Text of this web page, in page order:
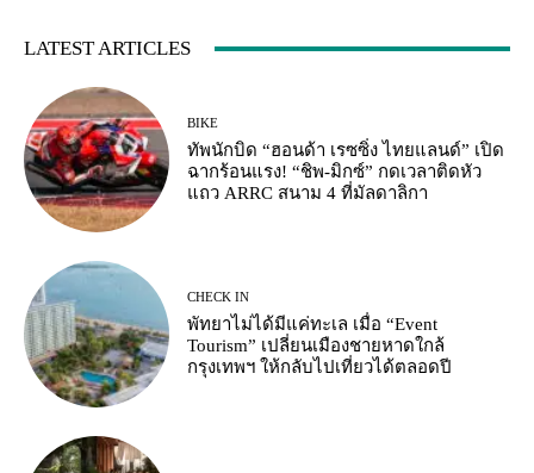
LATEST ARTICLES
BIKE
ทัพนักบิด “ฮอนด้า เรซซิ่ง ไทยแลนด์” เปิด
ฉากร้อนแรง! “ชิพ-มิกซ์” กดเวลาติดหัว
แถว ARRC สนาม 4 ที่มัลดาลิกา
CHECK IN
พัทยาไม่ได้มีแค่ทะเล เมื่อ “Event
Tourism” เปลี่ยนเมืองชายหาดใกล้
กรุงเทพฯ ให้กลับไปเที่ยวได้ตลอดปี